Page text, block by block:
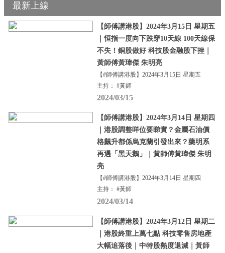
最新上線
【師傅講港股】2024年3月15日 星期五
｜恒指一度向下跌穿10天線 100天線保
不失！銅股做好 科技股金融股下挫｜
黃師傅黃瑋傑 朱明亮
【#師傅講港股】2024年3月15日 星期五
主持： #黃師
2024/03/15
【師傅講港股】2024年3月14日 星期四
｜港股調整咩位要睇實？金屬石油價
格飆升都係烏克蘭引發出來？藥明系
再遇「黑天鵝」｜黃師傅黃瑋傑 朱明
亮
【#師傅講港股】2024年3月14日 星期四
主持： #黃師
2024/03/14
【師傅講港股】2024年3月12日 星期二
｜港股終重上萬七點 科技零售房地產
大幅追落後｜中特股熱度退減｜黃師